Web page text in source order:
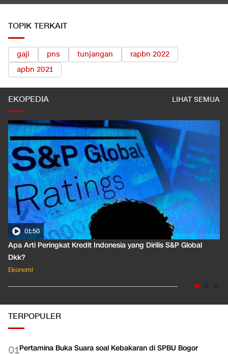
TOPIK TERKAIT
gaji pns tunjangan
rapbn 2022
apbn 2021
EKOPEDIA LIHAT SEMUA
01:50
Apa Arti Peringkat Kredit Indonesia yang Dirilis S&P Global
Dkk?
Ekonomi
TERPOPULER
01Pertamina Buka Suara soal Kebakaran di SPBU Bogor